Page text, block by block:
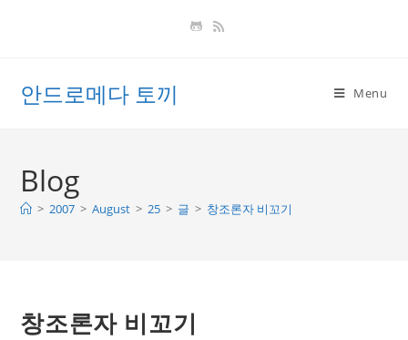
안드로메다 토끼 Menu
Blog
> 2007 > August > 25 > 글 > 창조론자 비꼬기
창조론자 비꼬기